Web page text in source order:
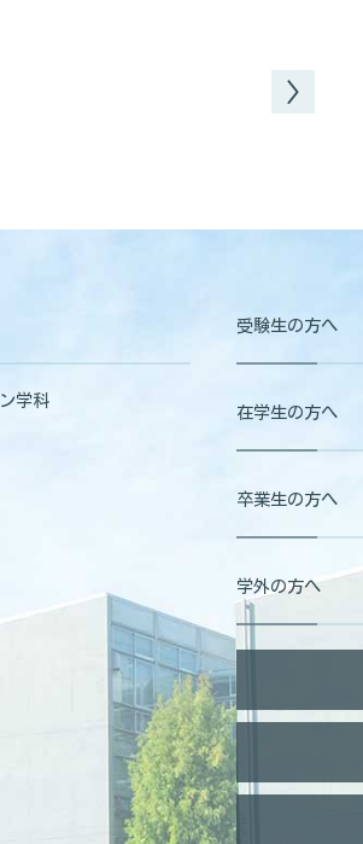
学科
受験生の方へ
在学生の方へ
卒業生の方へ
学外の方へ